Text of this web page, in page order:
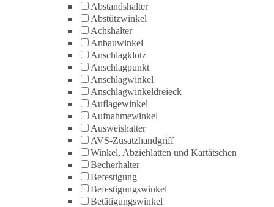
Abstandshalter
Abstützwinkel
Achshalter
Anbauwinkel
Anschlagklotz
Anschlagpunkt
Anschlagwinkel
Anschlagwinkeldreieck
Auflagewinkel
Aufnahmewinkel
Ausweishalter
AVS-Zusatzhandgriff
Winkel, Abziehlatten und Kartätschen
Becherhalter
Befestigung
Befestigungswinkel
Betätigungswinkel